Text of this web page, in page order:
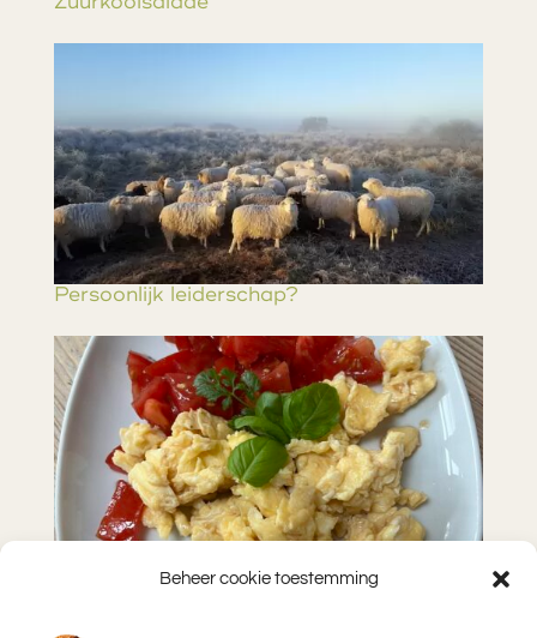
Beheer cookie toestemming
Persoonlijk leiderschap?
Eitje erbij?